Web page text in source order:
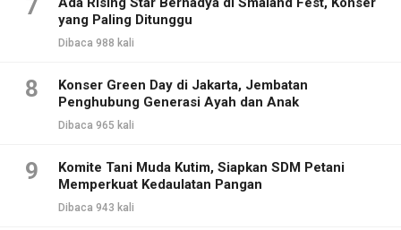
7
yang Paling Ditunggu
Dibaca 988 kali
8
Konser Green Day di Jakarta, Jembatan
Penghubung Generasi Ayah dan Anak
Dibaca 965 kali
9
Komite Tani Muda Kutim, Siapkan SDM Petani
Memperkuat Kedaulatan Pangan
Dibaca 943 kali